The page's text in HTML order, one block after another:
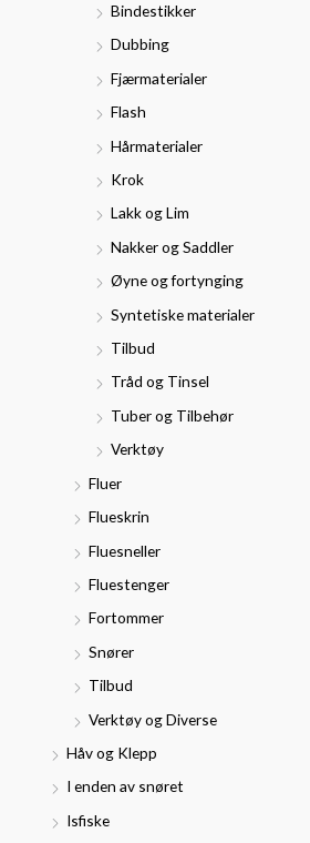
Bindestikker
Dubbing
Fjærmaterialer
Flash
Hårmaterialer
Krok
Lakk og Lim
Nakker og Saddler
Øyne og fortynging
Syntetiske materialer
Tilbud
Tråd og Tinsel
Tuber og Tilbehør
Verktøy
Fluer
Flueskrin
Fluesneller
Fluestenger
Fortommer
Snører
Tilbud
Verktøy og Diverse
Håv og Klepp
I enden av snøret
Isfiske